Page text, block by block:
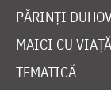
PĂRINȚI
MAICI CU
TEMATICĂ